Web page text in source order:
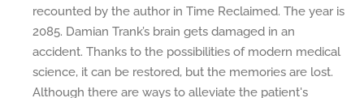
recounted by the author in Time Reclaimed. The year is
2085. Damian Trank’s brain gets damaged in an
accident. Thanks to the possibilities of modern medical
science, it can be restored, but the memories are lost.
Although there are ways to alleviate the patient's